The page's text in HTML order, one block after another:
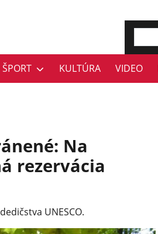
ŠPORT KULTÚRA VIDEO
Na
rezervácia
UNESCO.